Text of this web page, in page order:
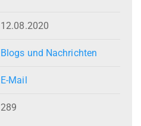
12.08.2020
Blogs und Nachrichten
E-Mail
289